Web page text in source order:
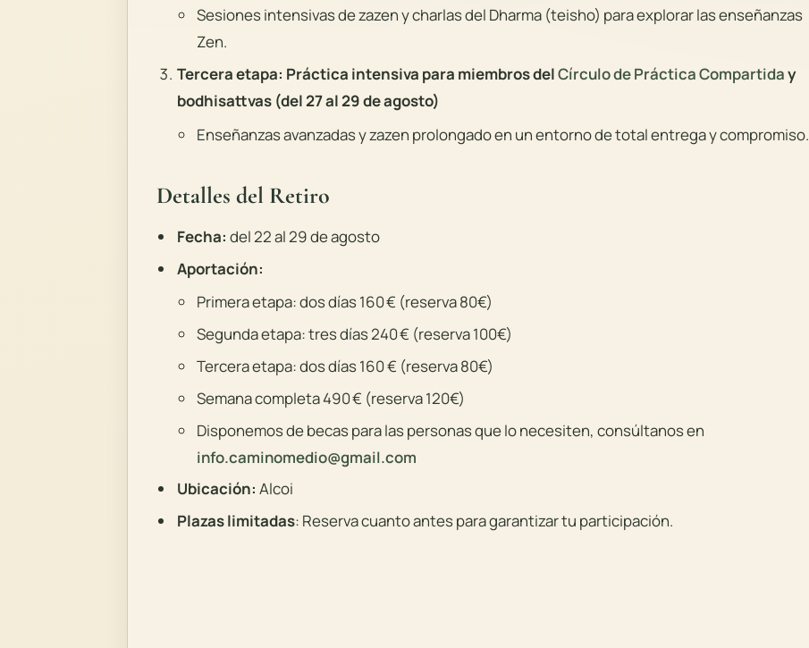
Sesiones intensivas de zazen y charlas del Dharma (teisho) para explorar las enseñanzas
Zen.
Tercera etapa: Práctica intensiva para miembros delCírculo de Práctica Compartiday
bodhisattvas (del 27 al 29 de agosto)
Enseñanzas avanzadas y zazen prolongado en un entorno de total entrega y compromiso.
Detalles del Retiro
Fecha: del 22 al 29 de agosto
Aportación:
Primera etapa: dos días 160 € (reserva 80€)
Segunda etapa: tres días 240 € (reserva 100€)
Tercera etapa: dos días 160 € (reserva 80€)
Semana completa 490 € (reserva 120€)
Disponemos de becas para las personas que lo necesiten, consúltanos en
info.caminomedio@gmail.com
Ubicación: Alcoi
Plazas limitadas: Reserva cuanto antes para garantizar tu participación.